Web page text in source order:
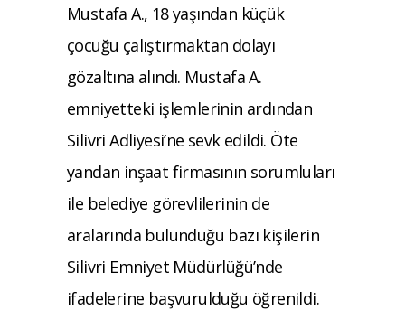
Mustafa A., 18 yaşından küçük
çocuğu çalıştırmaktan dolayı
gözaltına alındı. Mustafa A.
emniyetteki işlemlerinin ardından
Silivri Adliyesi’ne sevk edildi. Öte
yandan inşaat firmasının sorumluları
ile belediye görevlilerinin de
aralarında bulunduğu bazı kişilerin
Silivri Emniyet Müdürlüğü’nde
ifadelerine başvurulduğu öğrenildi.